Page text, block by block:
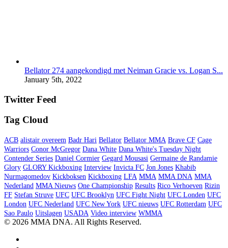
Bellator 274 aangekondigd met Neiman Gracie vs. Logan S...
January 5th, 2022
Twitter Feed
Tag Cloud
ACB alistair overeem Badr Hari Bellator Bellator MMA Brave CF Cage
Warriors Conor McGregor Dana White Dana White's Tuesday Night
Contender Series Daniel Cormier Gegard Mousasi Germaine de Randamie
Glory GLORY Kickboxing Interview Invicta FC Jon Jones Khabib
Nurmagomedov Kickboksen Kickboxing LFA MMA MMA DNA MMA
Nederland MMA Nieuws One Championship Results Rico Verhoeven Rizin
FF Stefan Struve UFC UFC Brooklyn UFC Fight Night UFC Londen UFC
London UFC Nederland UFC New York UFC nieuws UFC Rotterdam UFC
Sao Paulo Uitslagen USADA Video interview WMMA
© 2026 MMA DNA. All Rights Reserved.